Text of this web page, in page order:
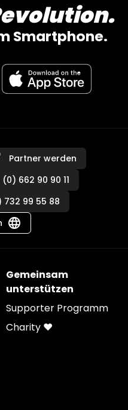
Smartphone.
Partner werden
662 90 90 11
732 99 55 88
language
Gemeinsam
unterstützen
Supporter Programm
Charity ❤️